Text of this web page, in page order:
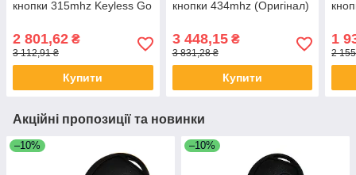
кнопки 315mhz Keyless Go
2 801,62 ₴
3 112,91 ₴
Купити
кнопки 434mhz (Оригінал)
3 448,15₴
3 831,28 ₴
Купити
1
2
Акційні пропозиції та новинки
–10% –10%